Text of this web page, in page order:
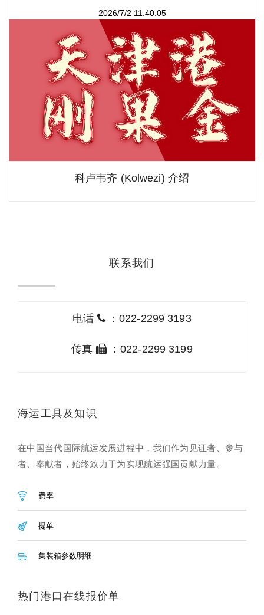
2026/7/2 11:40:05
科卢韦齐 (Kolwezi) 介绍
联系我们
电话 ：022-2299 3193
传真 ：022-2299 3199
海运工具及知识
在中国当代国际航运发展进程中，我们作为见证者、参与
者、奉献者，始终致力于为实现航运强国贡献力量。
费率
提单
集装箱参数明细
热门港口在线报价单